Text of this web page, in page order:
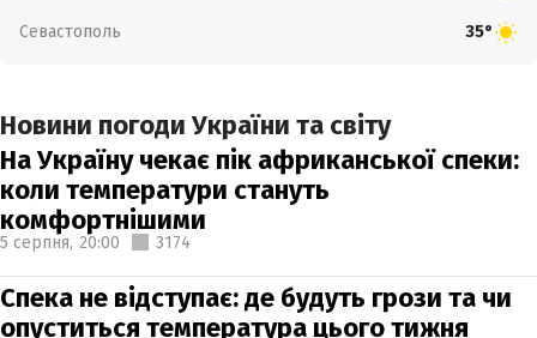
Севастополь 35°
Новини погоди України та світу
На Україну чекає пік африканської спеки:
коли температури стануть
комфортнішими
5 серпня, 20:00 3174
Спека не відступає: де будуть грози та чи
опуститься температура цього тижня